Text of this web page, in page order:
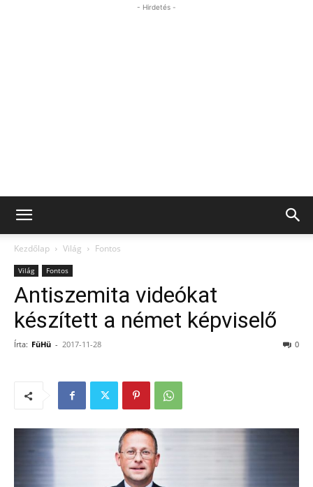
- Hirdetés -
Kezdőlap Világ Fontos
Világ Fontos
Antiszemita videókat
készített a német képviselő
Írta: FüHü - 2017-11-28 0